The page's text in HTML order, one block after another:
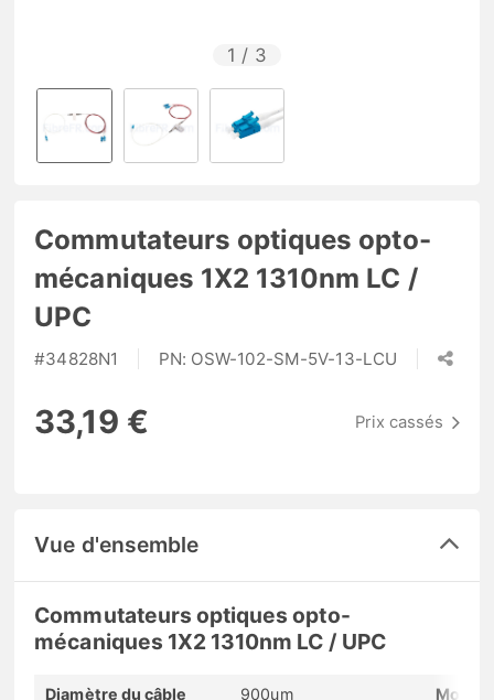
1 / 3
Commutateurs optiques opto-
mécaniques 1X2 1310nm LC /
UPC
#34828N1 PN: OSW-102-SM-5V-13-LCU
33,19 € Prix cassés
Vue d'ensemble
Commutateurs optiques opto-
mécaniques 1X2 1310nm LC / UPC
Diamètre du câble 900um Mode